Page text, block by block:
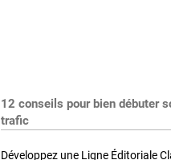
12 conseils pour bien débuter
trafic
Développez une Ligne Éditoriale